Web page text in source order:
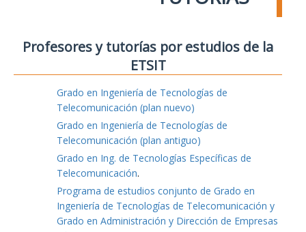
Profesores y tutorías por estudios de la
ETSIT
Grado en Ingeniería de Tecnologías de
Telecomunicación (plan nuevo)
Grado en Ingeniería de Tecnologías de
Telecomunicación (plan antiguo)
Grado en Ing. de Tecnologías Específicas de
Telecomunicación.
Programa de estudios conjunto de Grado en
Ingeniería de Tecnologías de Telecomunicación y
Grado en Administración y Dirección de Empresas